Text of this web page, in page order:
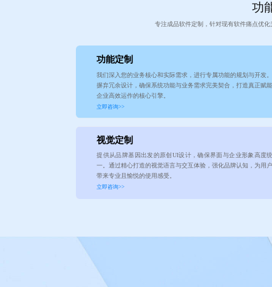
功
专注成品软件定制，针对现有软件痛点优
功能定制
我们深入您的业务核心和实际需求，进行专属功能的规划与开发
摒弃冗余设计，确保系统功能与业务需求完美契合，打造真正赋
企业高效运作的核心引擎。
立即咨询>>
视觉定制
提供从品牌基因出发的原创UI设计，确保界面与企业形象高度
一。通过精心打造的视觉语言与交互体验，强化品牌认知，为用
带来专业且愉悦的使用感受。
立即咨询>>